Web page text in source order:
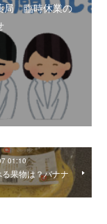
局 臨時休業の
01:10
果物は？バナナ